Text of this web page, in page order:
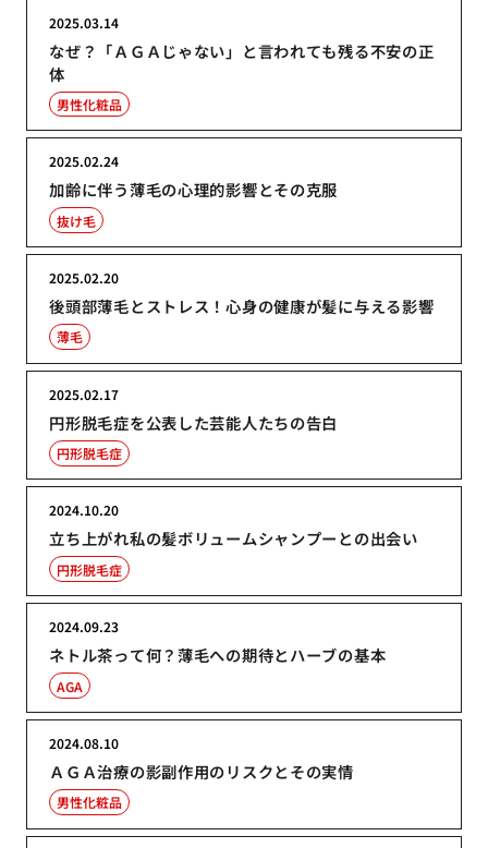
なぜ？「ＡＧＡじゃない」と言われても残る不安の正
体
2025.03.14
男性化粧品
加齢に伴う薄毛の心理的影響とその克服
2025.02.24
抜け毛
後頭部薄毛とストレス！心身の健康が髪に与える影響
2025.02.20
薄毛
円形脱毛症を公表した芸能人たちの告白
2025.02.17
円形脱毛症
立ち上がれ私の髪ボリュームシャンプーとの出会い
2024.10.20
円形脱毛症
ネトル茶って何？薄毛への期待とハーブの基本
2024.09.23
AGA
ＡＧＡ治療の影副作用のリスクとその実情
2024.08.10
男性化粧品